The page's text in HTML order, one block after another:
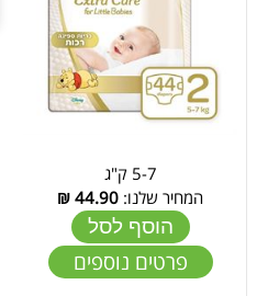
5-7 ק"ג
המחיר שלנו: 44.90
₪
הוסף לסל
פרטים נוספים